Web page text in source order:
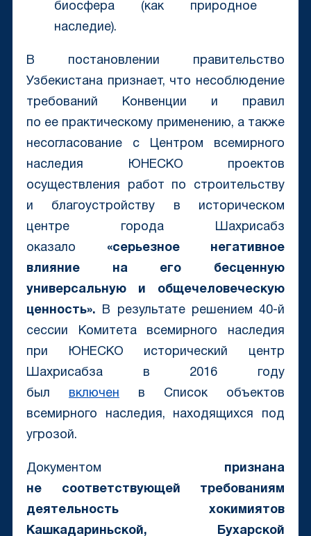
биосфера (как природное
наследие).
В постановлении правительство
Узбекистана признает, что несоблюдение
требований Конвенции и правил
по ее практическому применению, а также
несогласование с Центром всемирного
наследия ЮНЕСКО проектов
осуществления работ по строительству
и благоустройству в историческом
центре города Шахрисабз
оказало «серьезное негативное
влияние на его бесценную
универсальную и общечеловеческую
ценность». В результате решением 40-й
сессии Комитета всемирного наследия
при ЮНЕСКО исторический центр
Шахрисабза в 2016 году
был включен в Список объектов
всемирного наследия, находящихся под
угрозой.
Документом признана
не соответствующей требованиям
деятельность хокимиятов
Кашкадариньской, Бухарской